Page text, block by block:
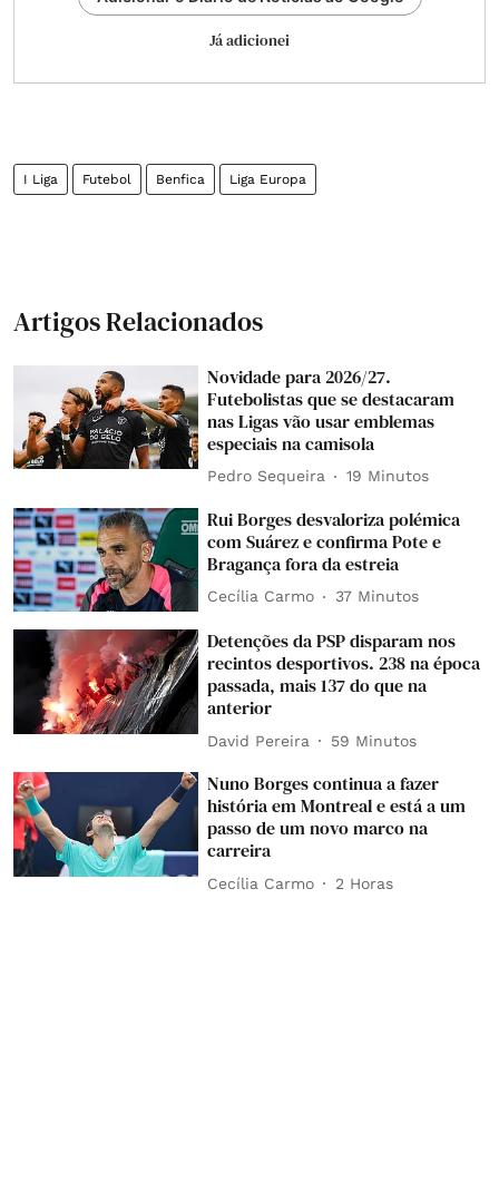
Já adicionei
I Liga Futebol Benfica Liga Europa
Artigos Relacionados
Novidade para 2026/27.
Futebolistas que se destacaram
nas Ligas vão usar emblemas
especiais na camisola
Pedro Sequeira 19 Minutos
Rui Borges desvaloriza polémica
com Suárez e confirma Pote e
Bragança fora da estreia
Cecília Carmo 37 Minutos
Detenções da PSP disparam nos
recintos desportivos. 238 na época
passada, mais 137 do que na
anterior
David Pereira 59 Minutos
Nuno Borges continua a fazer
história em Montreal e está a um
passo de um novo marco na
carreira
Cecília Carmo 2 Horas